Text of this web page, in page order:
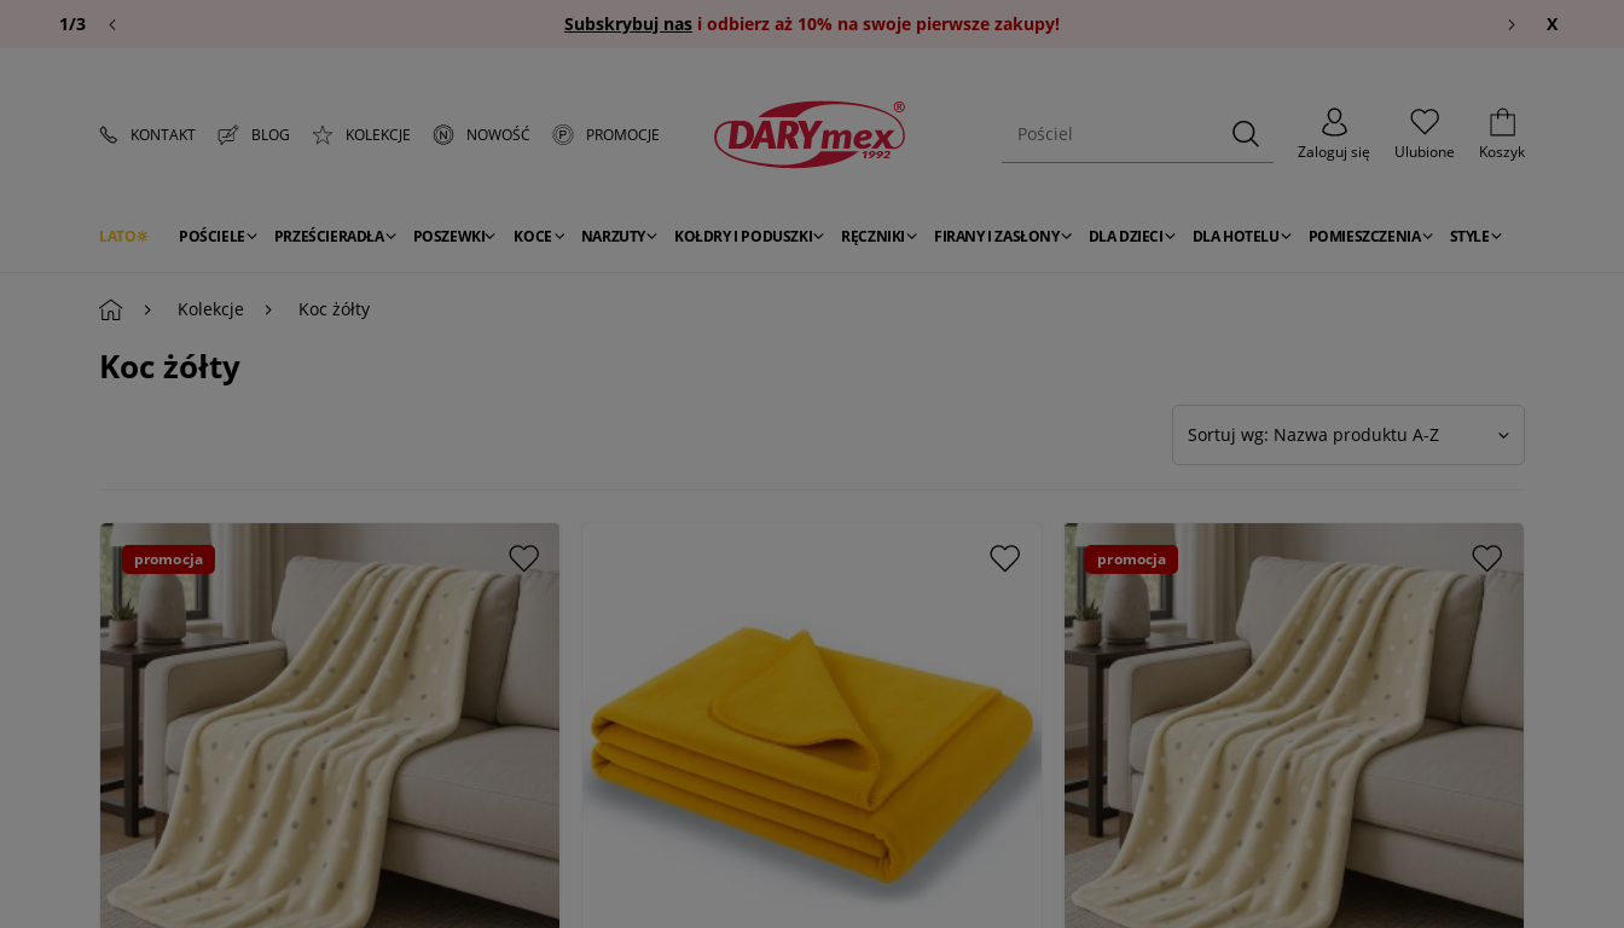
Subskrybuj nas i odbierz aż 10% na swoje pierwsze zakupy!
1/3 X
KONTAKT BLOG KOLEKCJE NOWOŚĆ
PROMOCJE
Zaloguj się
Ulubione Koszyk
LATO POŚCIELE PRZEŚCIERADŁA POSZEWKI KOCE NARZUTY KOŁDRY I PODUSZKI RĘCZNIKI FIRANY I ZASŁONY DLA DZIECI DLA HOTELU POMIESZCZENIA STYLE
Kolekcje Koc żółty
Koc żółty
Sortuj wg: Nazwa produktu A-Z
promocja promocja